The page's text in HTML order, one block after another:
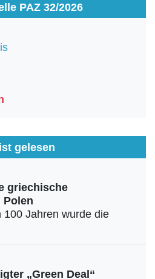
PAZ 32/2026
gelesen
griechische
Polen
100 Jahren wurde die
„Green Deal“